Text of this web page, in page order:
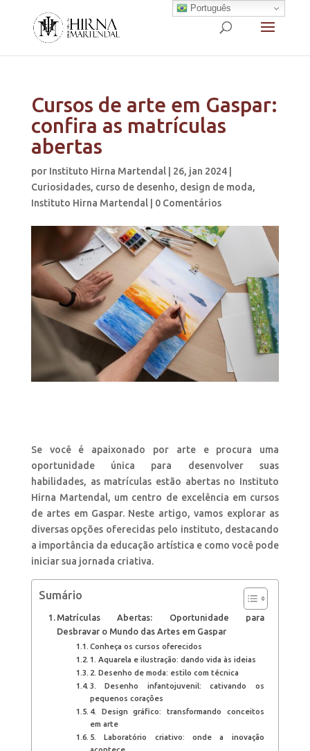
Cursos de arte em Gaspar:
confira as matrículas
abertas
por Instituto Hirna Martendal| 26, jan 2024|
Curiosidades, curso de desenho, design de moda,
Instituto Hirna Martendal| 0 Comentários
Se você é apaixonado por arte e procura uma
oportunidade única para desenvolver suas
habilidades, as matrículas estão abertas no Instituto
Hirna Martendal, um centro de excelência em cursos
de artes em Gaspar. Neste artigo, vamos explorar as
diversas opções oferecidas pelo instituto, destacando
a importância da educação artística e como você pode
iniciar sua jornada criativa.
Sumário
Matrículas Abertas: Oportunidade para
Desbravar o Mundo das Artes em Gaspar
Conheça os cursos oferecidos
1. Aquarela e ilustração: dando vida às ideias
2. Desenho de moda: estilo com técnica
3. Desenho infantojuvenil: cativando os
pequenos corações
4. Design gráfico: transformando conceitos
em arte
5. Laboratório criativo: onde a inovação
Português